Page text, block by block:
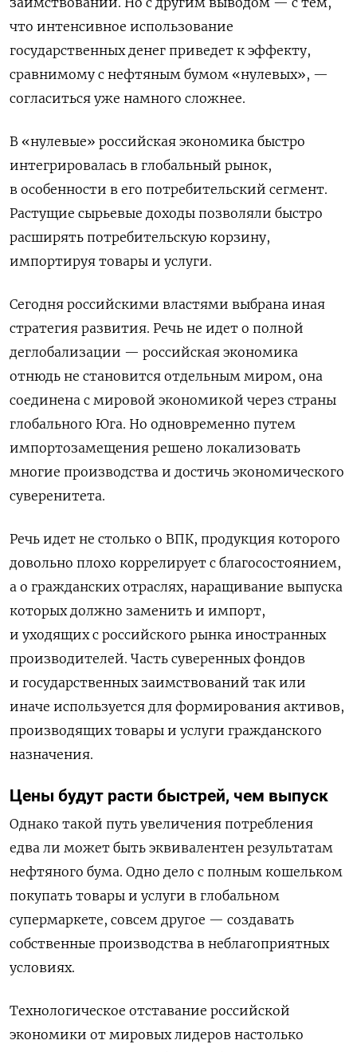
что интенсивное использование
государственных денег приведет к эффекту,
сравнимому с нефтяным бумом «нулевых», —
согласиться уже намного сложнее.
В «нулевые» российская экономика быстро
интегрировалась в глобальный рынок,
в особенности в его потребительский сегмент.
Растущие сырьевые доходы позволяли быстро
расширять потребительскую корзину,
импортируя товары и услуги.
Сегодня российскими властями выбрана иная
стратегия развития. Речь не идет о полной
деглобализации — российская экономика
отнюдь не становится отдельным миром, она
соединена с мировой экономикой через страны
глобального Юга. Но одновременно путем
импортозамещения решено локализовать
многие производства и достичь экономического
суверенитета.
Речь идет не столько о ВПК, продукция которого
довольно плохо коррелирует с благосостоянием,
а о гражданских отраслях, наращивание выпуска
которых должно заменить и импорт,
и уходящих с российского рынка иностранных
производителей. Часть суверенных фондов
и государственных заимствований так или
иначе используется для формирования активов,
производящих товары и услуги гражданского
назначения.
Цены будут расти быстрей, чем выпуск
Однако такой путь увеличения потребления
едва ли может быть эквивалентен результатам
нефтяного бума. Одно дело с полным кошельком
покупать товары и услуги в глобальном
супермаркете, совсем другое — создавать
собственные производства в неблагоприятных
условиях.
Технологическое отставание российской
экономики от мировых лидеров настолько